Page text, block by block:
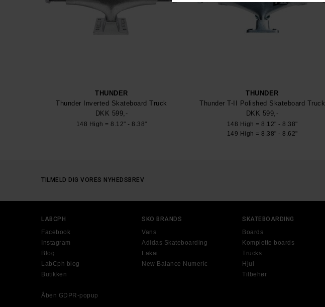
THUNDER
Thunder Inverted Skateboard Truck
DKK 599,-
148 High = 8.12" - 8.38"
THUNDER
Thunder T-II Polished Skateboard Truck
DKK 599,-
148 High = 8.12" - 8.38"
149 High = 8.38" - 8.62"
TILMELD DIG VORES NYHEDSBREV
LABCPH
Facebook
Instagram
Blog
LabCph blog
Butikken
Åben GDPR-popup
SKO BRANDS
Vans
Adidas Skateboarding
Lakai
New Balance Numeric
SKATEBOARDING
Boards
Komplette boards
Trucks
Hjul
Tilbehør